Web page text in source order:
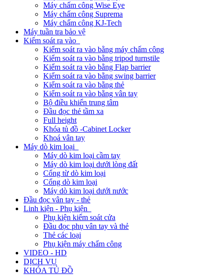
Máy chấm công Wise Eye
Máy chấm công Suprema
Máy chấm công KJ-Tech
Máy tuần tra bảo vệ
Kiểm soát ra vào
Kiểm soát ra vào bằng máy chấm công
Kiểm soát ra vào bằng tripod turnstile
Kiểm soát ra vào bằng Flap barrier
Kiểm soát ra vào bằng swing barrier
Kiểm soát ra vào bằng thẻ
Kiểm soát ra vào bằng vân tay
Bộ điều khiển trung tâm
Đầu đọc thẻ tầm xa
Full height
Khóa tủ đồ -Cabinet Locker
Khoá vân tay
Máy dò kim loại
Máy dò kim loại cầm tay
Máy dò kim loại dưới lòng đất
Cổng từ dò kim loại
Cổng dò kim loại
Máy dò kim loại dưới nước
Đầu đọc vân tay - thẻ
Linh kiện - Phụ kiện
Phụ kiện kiểm soát cửa
Đầu đọc phụ vân tay và thẻ
Thẻ các loại
Phụ kiện máy chấm công
VIDEO - HD
DỊCH VỤ
KHÓA TỦ ĐỒ